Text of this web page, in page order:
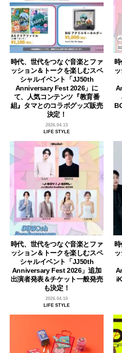
時代、世代をつなぐ音楽とファ
ッション＆トークを楽しむスペ
シャルイベント「JJ50th
Anniversary Fest 2026」に
て、人気コンテンツ『教育番
組』タマとのコラボグッズ販売
決定！
2026.04.13
LIFE STYLE
時代、世代をつなぐ音楽とファ
ッション＆トークを楽しむスペ
シャルイベント「JJ50th
Anniversary Fest 2026」追加
出演者発表＆チケット一般発売
も決定！
2026.04.10
LIFE STYLE